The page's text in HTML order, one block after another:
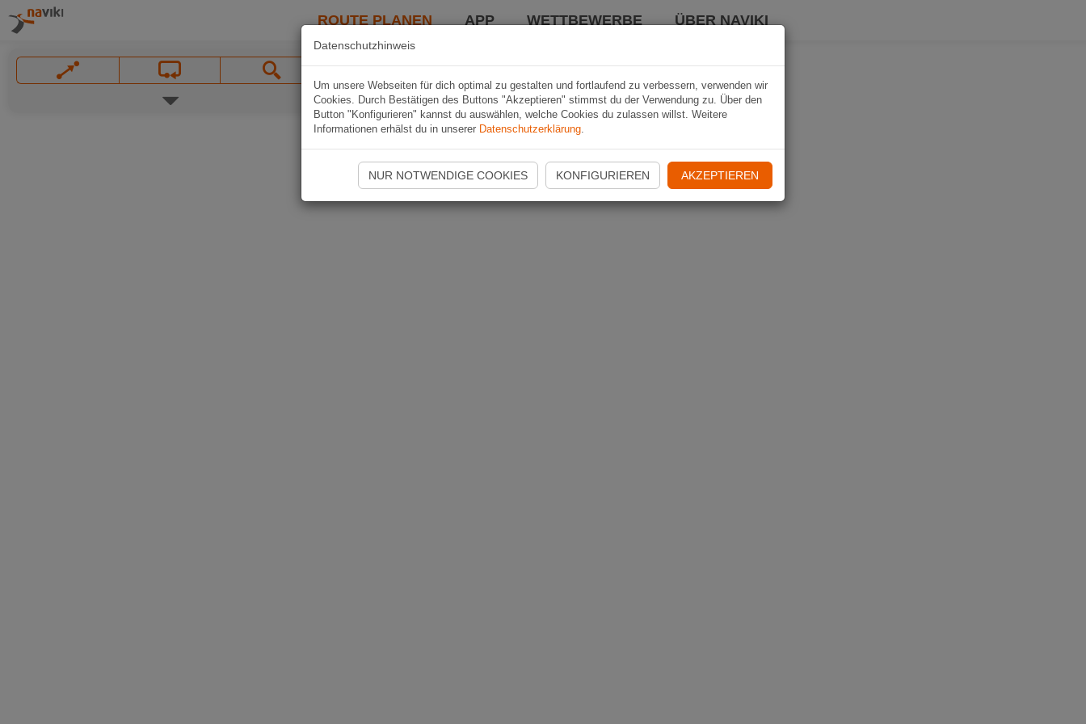
ROUTE PLANEN APP WETTBEWERBE ÜBER NAVIKI
Datenschutzhinweis
Um unsere Webseiten für dich optimal zu gestalten und fortlaufend zu verbessern, verwenden wir
Cookies. Durch Bestätigen des Buttons "Akzeptieren" stimmst du der Verwendung zu. Über den
Button "Konfigurieren" kannst du auswählen, welche Cookies du zulassen willst. Weitere
Informationen erhälst du in unserer Datenschutzerklärung.
NUR NOTWENDIGE COOKIES KONFIGURIEREN AKZEPTIEREN